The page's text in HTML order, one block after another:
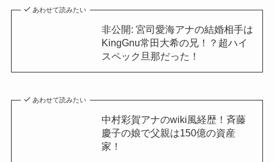
あわせて読みたい
非公開: 宮司愛海アナの結婚相手は
KingGnu常田大希の兄！？超ハイ
スペック旦那だった！
あわせて読みたい
中村彩賀アナのwiki風経歴！斉藤
慶子の娘で父親は150億の資産
家！